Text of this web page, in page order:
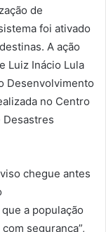
de
foi ativado
A ação
Luiz Inácio Lula
Desenvolvimento
no Centro
Desastres
chegue antes
a população
segurança”,